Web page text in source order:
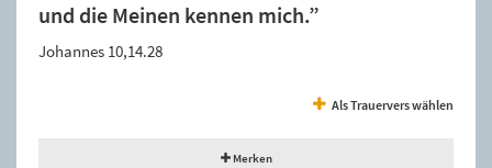
und die Meinen kennen mich.”
Johannes 10,14.28
Als Trauervers wählen
Merken